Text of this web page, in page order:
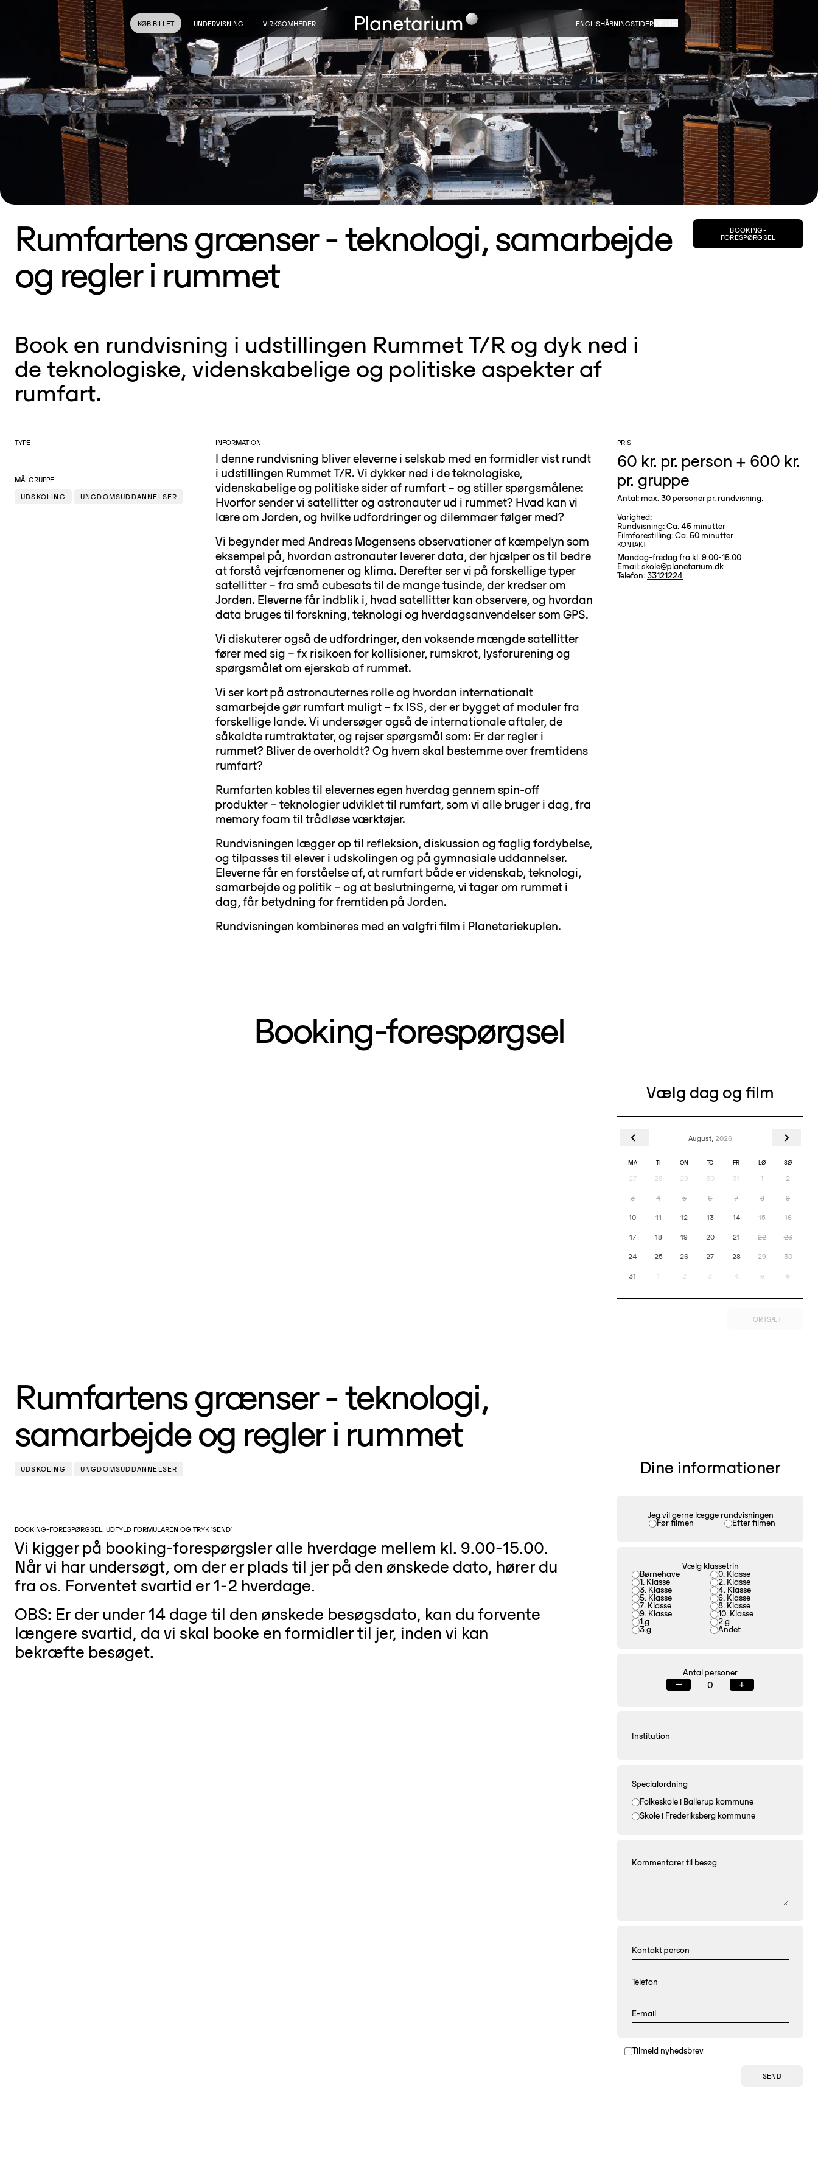
KØB BILLET UNDERVISNING VIRKSOMHEDER ENGLISHÅBNINGSTIDER
Rumfartens grænser - teknologi, samarbejde
og regler i rummet
BOOKING-
FORESPØRGSEL
Book en rundvisning i udstillingen Rummet T/R og dyk ned i
de teknologiske, videnskabelige og politiske aspekter af
rumfart.
TYPE
MÅLGRUPPE
UDSKOLING
UNGDOMSUDDANNELSER
INFORMATION
I denne rundvisning bliver eleverne i selskab med en formidler vist rundt
i udstillingen Rummet T/R. Vi dykker ned i de teknologiske,
videnskabelige og politiske sider af rumfart – og stiller spørgsmålene:
Hvorfor sender vi satellitter og astronauter ud i rummet? Hvad kan vi
lære om Jorden, og hvilke udfordringer og dilemmaer følger med?
Vi begynder med Andreas Mogensens observationer af kæmpelyn som
eksempel på, hvordan astronauter leverer data, der hjælper os til bedre
at forstå vejrfænomener og klima. Derefter ser vi på forskellige typer
satellitter – fra små cubesats til de mange tusinde, der kredser om
Jorden. Eleverne får indblik i, hvad satellitter kan observere, og hvordan
data bruges til forskning, teknologi og hverdagsanvendelser som GPS.
Vi diskuterer også de udfordringer, den voksende mængde satellitter
fører med sig – fx risikoen for kollisioner, rumskrot, lysforurening og
spørgsmålet om ejerskab af rummet.
Vi ser kort på astronauternes rolle og hvordan internationalt
samarbejde gør rumfart muligt – fx ISS, der er bygget af moduler fra
forskellige lande. Vi undersøger også de internationale aftaler, de
såkaldte rumtraktater, og rejser spørgsmål som: Er der regler i
rummet? Bliver de overholdt? Og hvem skal bestemme over fremtidens
rumfart?
Rumfarten kobles til elevernes egen hverdag gennem spin-off
produkter – teknologier udviklet til rumfart, som vi alle bruger i dag, fra
memory foam til trådløse værktøjer.
Rundvisningen lægger op til refleksion, diskussion og faglig fordybelse,
og tilpasses til elever i udskolingen og på gymnasiale uddannelser.
Eleverne får en forståelse af, at rumfart både er videnskab, teknologi,
samarbejde og politik – og at beslutningerne, vi tager om rummet i
dag, får betydning for fremtiden på Jorden.
Rundvisningen kombineres med en valgfri film i Planetariekuplen.
PRIS
60 kr. pr. person + 600 kr.
pr. gruppe
Antal: max. 30 personer pr. rundvisning.
Varighed:
Rundvisning: Ca. 45 minutter
Filmforestilling: Ca. 50 minutter
KONTAKT
Mandag-fredag fra kl. 9.00-15.00
Email:skole@planetarium.dk
Telefon:33121224
Booking-forespørgsel
Vælg dag og film
August, 2026
MA TI ON TO FR LØ SØ
27 28 29 30 31 1 2
3 4 5 6 7 8 9
10 11 12 13 14 15 16
17 18 19 20 21 22 23
24 25 26 27 28 29 30
31 1 2 3 4 5 6
FORTSÆT
Rumfartens grænser - teknologi,
samarbejde og regler i rummet
UDSKOLING UNGDOMSUDDANNELSER
BOOKING-FORESPØRGSEL: UDFYLD FORMULAREN OG TRYK 'SEND'
Vi kigger på booking-forespørgsler alle hverdage mellem kl. 9.00-15.00.
Når vi har undersøgt, om der er plads til jer på den ønskede dato, hører du
fra os. Forventet svartid er 1-2 hverdage.
OBS: Er der under 14 dage til den ønskede besøgsdato, kan du forvente
længere svartid, da vi skal booke en formidler til jer, inden vi kan
bekræfte besøget.
Dine informationer
Jeg vil gerne lægge rundvisningen
Før filmen
Efter filmen
Vælg klassetrin
Børnehave
0. Klasse
1. Klasse
2. Klasse
3. Klasse
4. Klasse
5. Klasse
6. Klasse
7. Klasse
8. Klasse
9. Klasse
10. Klasse
1.g
2.g
3.g
Andet
Antal personer
— +
Specialordning
Folkeskole i Ballerup kommune
Skole i Frederiksberg kommune
Kommentarer til besøg
Tilmeld nyhedsbrev
SEND